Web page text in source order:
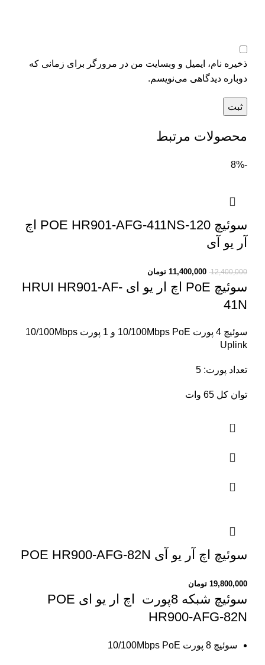
ذخیره نام، ایمیل و وبسایت من در مرورگر برای زمانی که
دوباره دیدگاهی می‌نویسم.
محصولات مرتبط
-8%
سوئیچ POE HR901-AFG-411NS-120 اچ
آر یو آی
12,400,000
11,400,000 تومان
سوئیچ PoE اچ ار یو ای HRUI HR901-AF-
41N
سوئیچ 4 پورت 10/100Mbps PoE و 1 پورت 10/100Mbps
Uplink
تعداد پورت: 5
توان کل 65 وات
سوئیچ اچ آر یو آی POE HR900-AFG-82N
19,800,000 تومان
سوئیچ شبکه 8پورت اچ ار یو ای POE
HR900-AFG-82N
سوئیچ 8 پورت 10/100Mbps PoE